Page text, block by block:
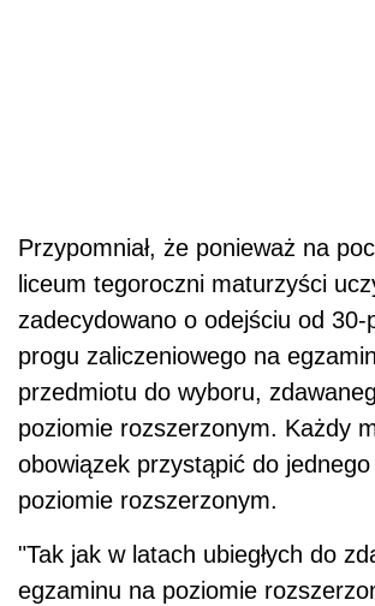
Przypomniał, że ponieważ na
liceum tegoroczni maturzyści
zadecydowano o odejściu od 30-
progu zaliczeniowego na
przedmiotu do wyboru,
poziomie rozszerzonym. Każdy
obowiązek przystąpić do
poziomie rozszerzonym.
"Tak jak w latach ubiegłych do
egzaminu na poziomie